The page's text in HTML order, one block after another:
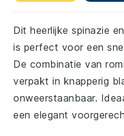
Dit heerlijke spinazie
is perfect voor een
De combinatie van
verpakt in knapperig
onweerstaanbaar.
een elegant